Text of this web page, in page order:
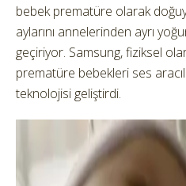
bebek prematüre olarak
aylarını annelerinden ayrı
geçiriyor. Samsung, fiziksel
prematüre bebekleri ses
teknolojisi geliştirdi.